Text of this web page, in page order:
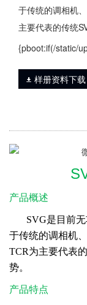
于传统的调相机
主要代表的传统
{pboot:if(/static/
样册资料下载
产品概述
SVG是目前
于传统的调相机
TCR为主要代表
势。
产品特点